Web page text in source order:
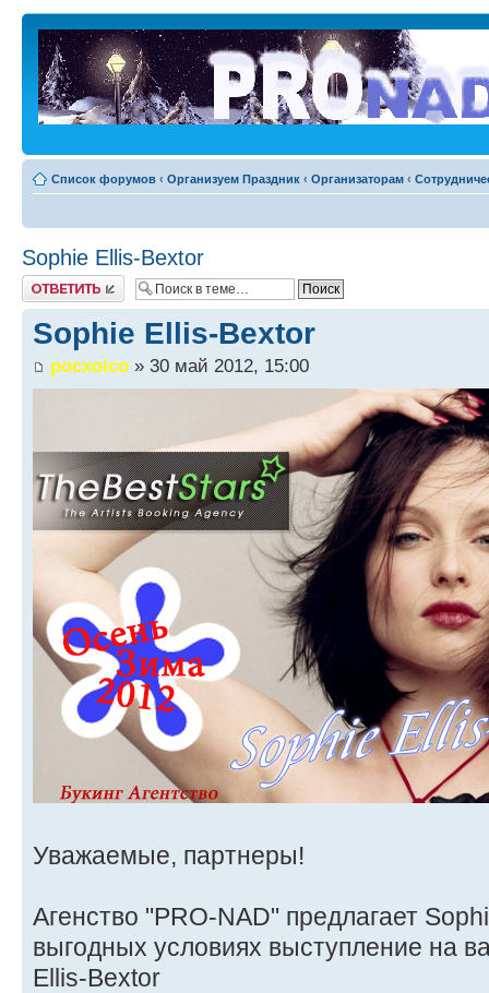
Список форумов ‹ Организуем Праздник ‹ Организаторам ‹
Sophie Ellis-Bextor
Ответить
Sophie Ellis-Bextor
pocxoico » 30 май 2012, 15:00
Уважаемые, партнеры!
Агенство "PRO-NAD" предлагает
выгодных условиях выступление на
Ellis-Bextor